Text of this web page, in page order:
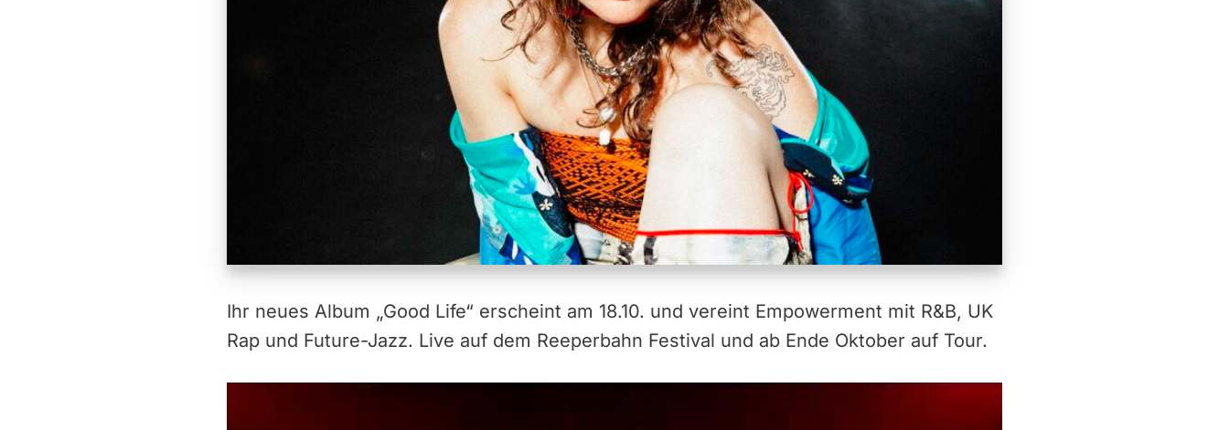
Ihr neues Album „Good Life“ erscheint am 18.10. und vereint Empowerment mit R&B, UK
Rap und Future-Jazz. Live auf dem Reeperbahn Festival und ab Ende Oktober auf Tour.